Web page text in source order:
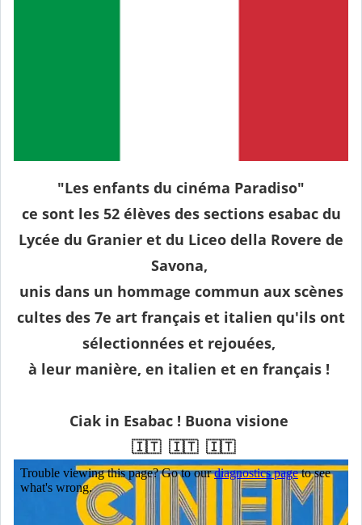
"Les enfants du cinéma Paradiso"
ce sont les 52 élèves des sections esabac du
Lycée du Granier et du Liceo della Rovere de
Savona,
unis dans un hommage commun aux scènes
cultes des 7e art français et italien qu'ils ont
sélectionnées et rejouées,
à leur manière, en italien et en français !
Ciak in Esabac ! Buona visione
🇮🇹 🇮🇹 🇮🇹